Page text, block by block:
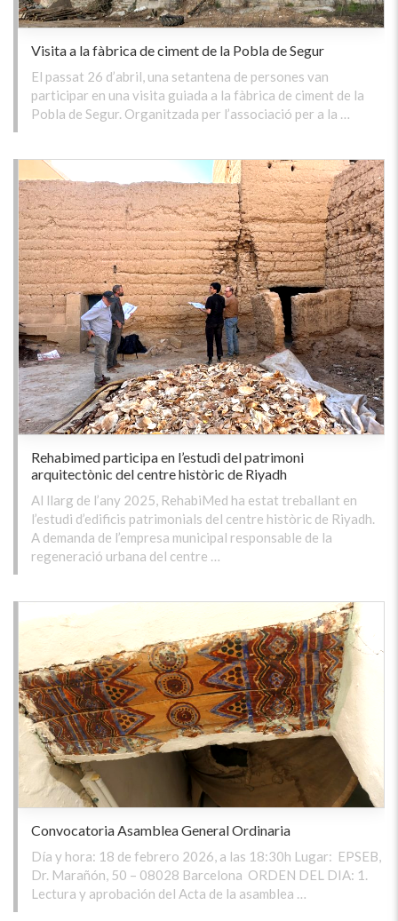
Visita a la fàbrica de ciment de la Pobla de Segur
El passat 26 d’abril, una setantena de persones van
participar en una visita guiada a la fàbrica de ciment de la
Pobla de Segur. Organitzada per l’associació per a la …
Rehabimed participa en l’estudi del patrimoni
arquitectònic del centre històric de Riyadh
Al llarg de l’any 2025, RehabiMed ha estat treballant en
l’estudi d’edificis patrimonials del centre històric de Riyadh.
A demanda de l’empresa municipal responsable de la
regeneració urbana del centre …
Convocatoria Asamblea General Ordinaria
Día y hora: 18 de febrero 2026, a las 18:30h Lugar: EPSEB,
Dr. Marañón, 50 – 08028 Barcelona ORDEN DEL DIA: 1.
Lectura y aprobación del Acta de la asamblea …